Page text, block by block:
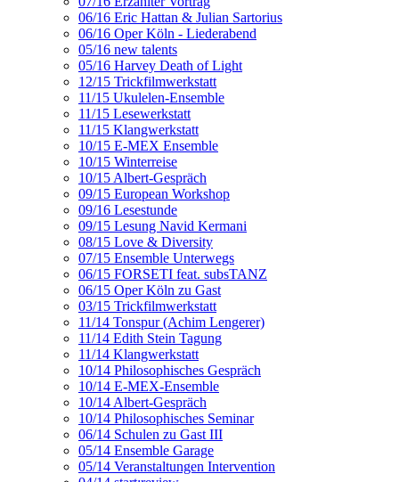
06/16 Eric Hattan & Julian Sartorius
06/16 Oper Köln - Liederabend
05/16 new talents
05/16 Harvey Death of Light
12/15 Trickfilmwerkstatt
11/15 Ukulelen-Ensemble
11/15 Lesewerkstatt
11/15 Klangwerkstatt
10/15 E-MEX Ensemble
10/15 Winterreise
10/15 Albert-Gespräch
09/15 European Workshop
09/16 Lesestunde
09/15 Lesung Navid Kermani
08/15 Love & Diversity
07/15 Ensemble Unterwegs
06/15 FORSETI feat. subsTANZ
06/15 Oper Köln zu Gast
03/15 Trickfilmwerkstatt
11/14 Tonspur (Achim Lengerer)
11/14 Edith Stein Tagung
11/14 Klangwerkstatt
10/14 Philosophisches Gespräch
10/14 E-MEX-Ensemble
10/14 Albert-Gespräch
10/14 Philosophisches Seminar
06/14 Schulen zu Gast III
05/14 Ensemble Garage
05/14 Veranstaltungen Intervention